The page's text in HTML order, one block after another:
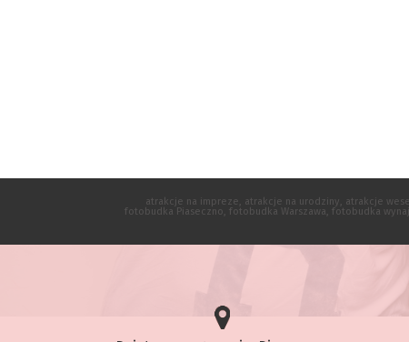
atrakcje na impreze, atrakcje na urodziny, atrakcje
fotobudka Piaseczno, fotobudka Warszawa, fotobudka